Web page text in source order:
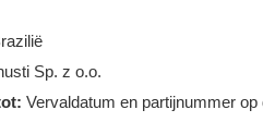
Sp. z o.o.
Vervaldatum en partijnummer op